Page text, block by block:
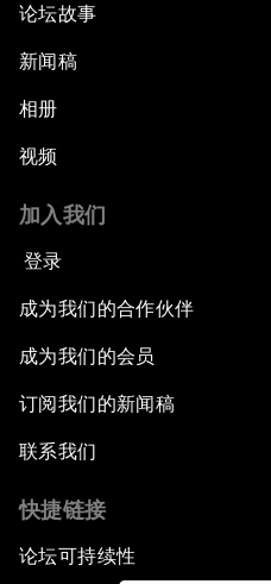
论坛故事
新闻稿
相册
视频
加入我们
登录
成为我们的合作伙伴
成为我们的会员
订阅我们的新闻稿
联系我们
快捷链接
论坛可持续性